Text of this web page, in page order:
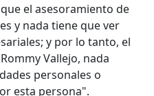
el asesoramiento de
y nada tiene que ver
y por lo tanto, el
Vallejo, nada
personales o
esta persona".